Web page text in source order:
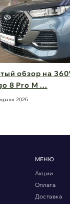
обзор на
8 Pro M ...
2025
МЕНЮ
Акции
Оплата
Доставка